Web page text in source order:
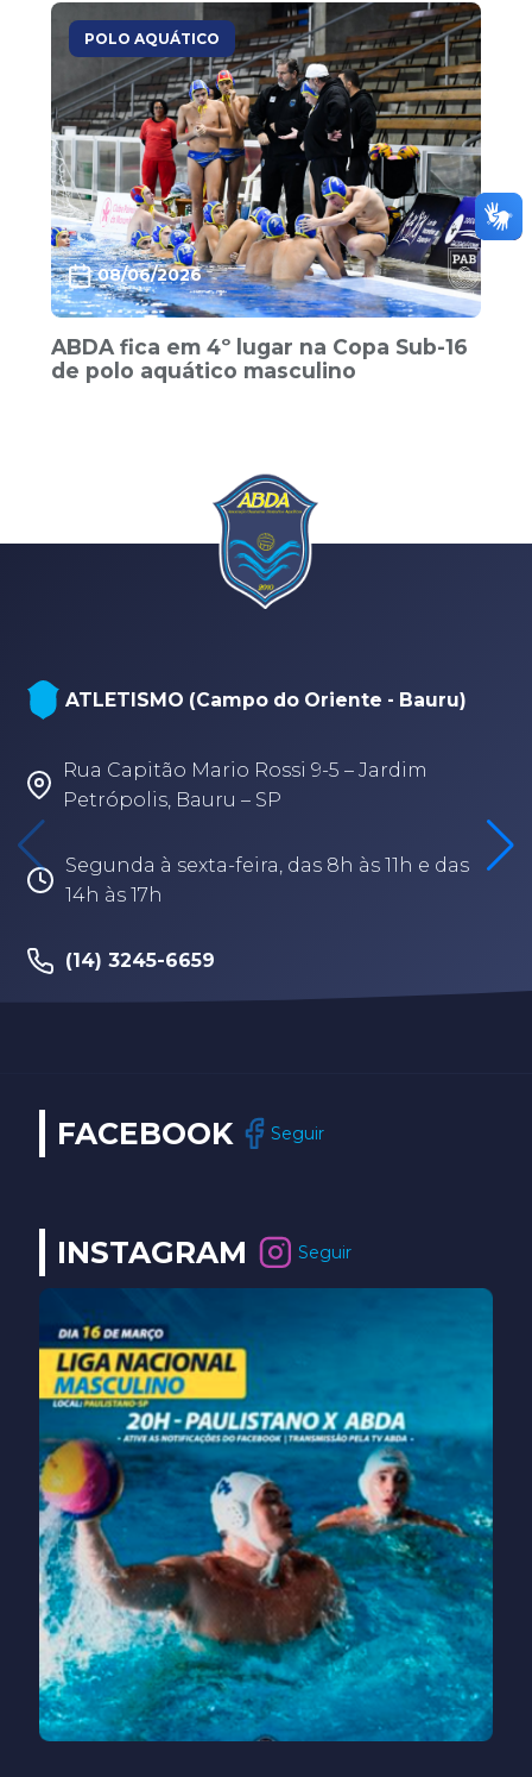
POLO AQUÁTICO
08/06/2026
ABDA fica em 4º lugar na Copa Sub-16
de polo aquático masculino
ATLETISMO (Campo do Oriente - Bauru)
Rua Capitão Mario Rossi 9-5 – Jardim
Petrópolis, Bauru – SP
Segunda à sexta-feira, das 8h às 11h e das
14h às 17h
(14) 3245-6659
FACEBOOK Seguir
INSTAGRAM Seguir